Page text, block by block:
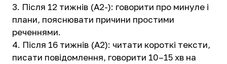
Після 12 тижнів (A2-): говорити про минуле і
плани, пояснювати причини простими
реченнями.
Після 16 тижнів (A2): читати короткі тексти,
писати повідомлення, говорити 10–15 хв на